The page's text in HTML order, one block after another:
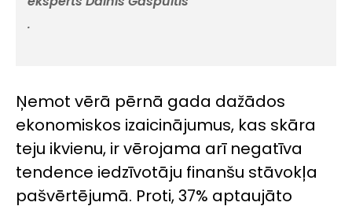
.
Ņemot vērā pērnā gada dažādos
ekonomiskos izaicinājumus, kas skāra
teju ikvienu, ir vērojama arī negatīva
tendence iedzīvotāju finanšu stāvokļa
pašvērtējumā. Proti, 37% aptaujāto